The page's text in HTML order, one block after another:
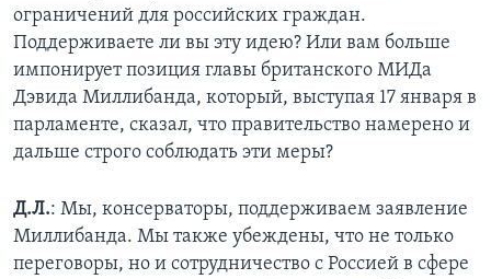
ограничений для российских граждан.
Поддерживаете ли вы эту идею? Или вам больше
импонирует позиция главы британского МИДа
Дэвида Миллибанда, который, выступая 17 января в
парламенте, сказал, что правительство намерено и
дальше строго соблюдать эти меры?
Д.Л.: Мы, консерваторы, поддерживаем заявление
Миллибанда. Мы также убеждены, что не только
переговоры, но и сотрудничество с Россией в сфере